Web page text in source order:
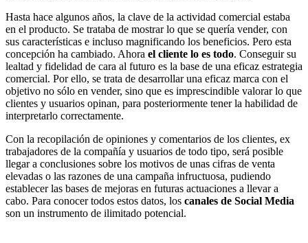
Hasta hace algunos años, la clave de la actividad comercial estaba
en el producto. Se trataba de mostrar lo que se quería vender, con
sus características e incluso magnificando los beneficios. Pero esta
concepción ha cambiado. Ahora el cliente lo es todo. Conseguir su
lealtad y fidelidad de cara al futuro es la base de una eficaz estrategia
comercial. Por ello, se trata de desarrollar una eficaz marca con el
objetivo no sólo en vender, sino que es imprescindible valorar lo que
clientes y usuarios opinan, para posteriormente tener la habilidad de
interpretarlo correctamente.
Con la recopilación de opiniones y comentarios de los clientes, ex
trabajadores de la compañía y usuarios de todo tipo, será posible
llegar a conclusiones sobre los motivos de unas cifras de venta
elevadas o las razones de una campaña infructuosa, pudiendo
establecer las bases de mejoras en futuras actuaciones a llevar a
cabo. Para conocer todos estos datos, los canales de Social Media
son un instrumento de ilimitado potencial.